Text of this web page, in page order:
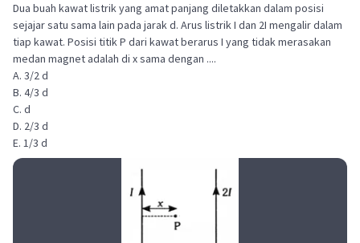
Dua buah kawat listrik yang amat panjang diletakkan dalam posisi
sejajar satu sama lain pada jarak d. Arus listrik I dan 2I mengalir dalam
tiap kawat. Posisi titik P dari kawat berarus I yang tidak merasakan
medan magnet adalah di x sama dengan ....
A. 3/2 d
B. 4/3 d
C. d
D. 2/3 d
E. 1/3 d